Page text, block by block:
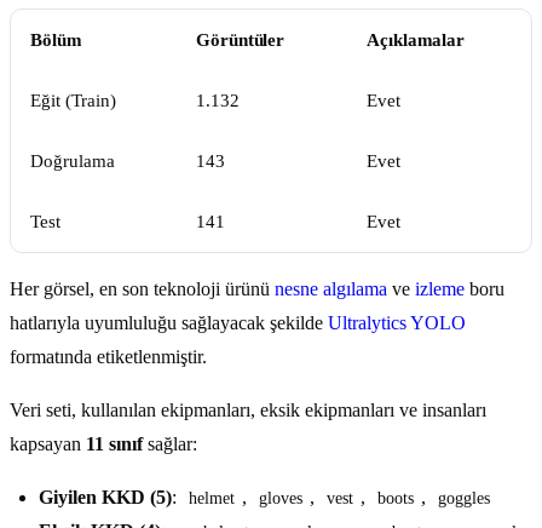
Bölüm Görüntüler Açıklamalar
Eğit (Train) 1.132 Evet
Doğrulama 143 Evet
Test 141 Evet
Her görsel, en son teknoloji ürünü nesne algılama ve izleme boru
hatlarıyla uyumluluğu sağlayacak şekilde Ultralytics YOLO
formatında etiketlenmiştir.
Veri seti, kullanılan ekipmanları, eksik ekipmanları ve insanları
kapsayan 11 sınıfsağlar:
Giyilen KKD (5): helmet , gloves , vest , boots , goggles